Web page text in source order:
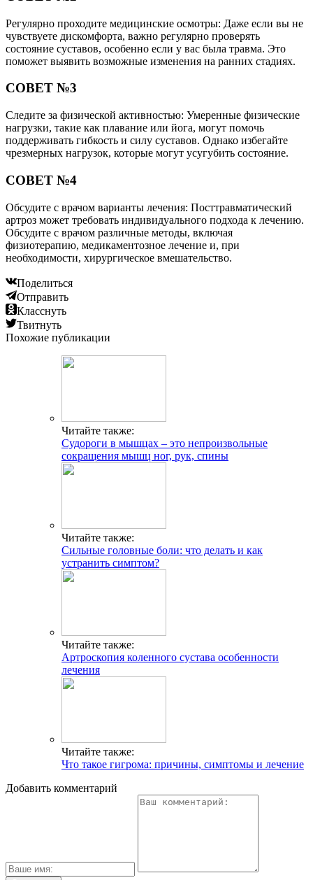
Регулярно проходите медицинские осмотры: Даже если вы не
чувствуете дискомфорта, важно регулярно проверять
состояние суставов, особенно если у вас была травма. Это
поможет выявить возможные изменения на ранних стадиях.
СОВЕТ №3
Следите за физической активностью: Умеренные физические
нагрузки, такие как плавание или йога, могут помочь
поддерживать гибкость и силу суставов. Однако избегайте
чрезмерных нагрузок, которые могут усугубить состояние.
СОВЕТ №4
Обсудите с врачом варианты лечения: Посттравматический
артроз может требовать индивидуального подхода к лечению.
Обсудите с врачом различные методы, включая
физиотерапию, медикаментозное лечение и, при
необходимости, хирургическое вмешательство.
Поделиться
Отправить
Класснуть
Твитнуть
Похожие публикации
Читайте также:
Судороги в мышцах – это непроизвольные
сокращения мышц ног, рук, спины
Читайте также:
Сильные головные боли: что делать и как
устранить симптом?
Читайте также:
Артроскопия коленного сустава особенности
лечения
Читайте также:
Что такое гигрома: причины, симптомы и лечение
Добавить комментарий